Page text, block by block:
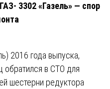
3302 «Газель» — спор
2016 года выпуска,
обратился в СТО для
шестерни редуктора